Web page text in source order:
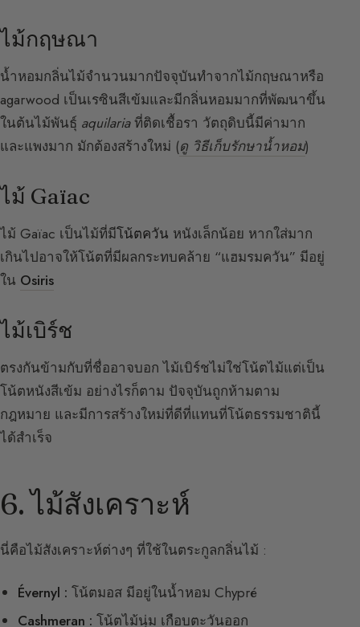
ไม้กฤษณา
น้ำหอมกลิ่นไม้จำนวนมากปัจจุบันทำจากไม้กฤษณาหรือ
agarwood เป็นเรซินสีเข้มและมีกลิ่นหอมมากที่พัฒนาขึ้น
ในต้นไม้พันธุ์ aquilariaที่ติดเชื้อรา วัตถุดิบนี้มีค่ามาก
และแพงมาก มักต้องสร้างใหม่ (ดู วิธีเก็บรักษาน้ำหอม)
ไม้ Gaïac
ไม้ Gaïac เป็นไม้ที่มีโน้ตควัน หนังเล็กน้อย หากใส่มาก
เกินไปอาจให้โน้ตที่มีผลกระทบคล้าย “แฮมรมควัน” มีอยู่
ใน Osiris
ไม้เบิร์ช
ตรงกันข้ามกับที่ชื่ออาจบอก ไม้เบิร์ชไม่ใช่โน้ตไม้แต่เป็น
โน้ตหนังสีเข้ม อย่างไรก็ตาม ปัจจุบันถูกห้ามตาม
กฎหมาย และมีการสร้างใหม่ที่ดีที่แทนที่โน้ตธรรมชาตินี้
ได้สำเร็จ
6. ไม้สังเคราะห์
นี่คือไม้สังเคราะห์ต่างๆ ที่ใช้ในตระกูลกลิ่นไม้ :
Évernyl : โน้ตมอส มีอยู่ในน้ำหอม Chypré
Cashmeran : โน้ตไม้นุ่ม เกือบตะวันออก